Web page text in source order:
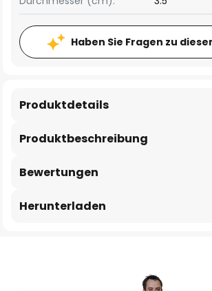
Haben Sie Fragen zu
Produktbeschreibung
Produktdetails
Bewertungen
Herunterladen